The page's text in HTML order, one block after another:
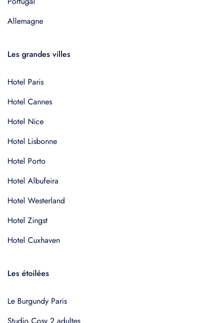
Allemagne
Les grandes villes
Hotel Paris
Hotel Cannes
Hotel Nice
Hotel Lisbonne
Hotel Porto
Hotel Albufeira
Hotel Westerland
Hotel Zingst
Hotel Cuxhaven
Les étoilées
Le Burgundy Paris